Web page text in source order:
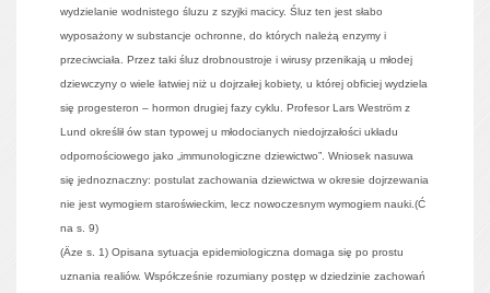
wydzielanie wodnistego śluzu z szyjki macicy. Śluz ten jest słabo
wyposażony w substancje ochronne, do których należą enzymy i
przeciwciała. Przez taki śluz drobnoustroje i wirusy przenikają u młodej
dziewczyny o wiele łatwiej niż u dojrzałej kobiety, u której obficiej wydziela
się progesteron – hormon drugiej fazy cyklu. Profesor Lars Weström z
Lund określił ów stan typowej u młodocianych niedojrzałości układu
odpornościowego jako „immunologiczne dziewictwo”. Wniosek nasuwa
się jednoznaczny: postulat zachowania dziewictwa w okresie dojrzewania
nie jest wymogiem staroświeckim, lecz nowoczesnym wymogiem nauki.(Ć
na s. 9)
(Äze s. 1) Opisana sytuacja epidemiologiczna domaga się po prostu
uznania realiów. Współcześnie rozumiany postęp w dziedzinie zachowań